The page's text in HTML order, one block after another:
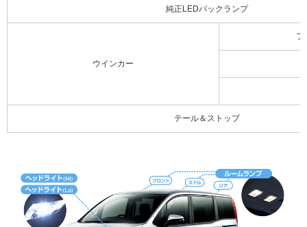
純正LEDバックランプ
ウインカー
フ
テール＆ストップ